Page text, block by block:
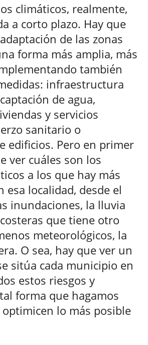
climáticos, realmente,
a corto plazo. Hay que
de las zonas
forma más amplia, más
también
infraestructura
de agua,
y servicios
sanitario o
edificios. Pero en primer
ver cuáles son los
a los que hay más
esa localidad, desde el
inundaciones, la lluvia
que tiene otro
meteorológicos, la
O sea, hay que ver un
sitúa cada municipio en
estos riesgos y
forma que hagamos
lo más posible